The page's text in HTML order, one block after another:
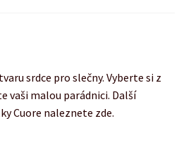
srdce pro slečny. Vyberte si z
vaši malou parádnici. Další
Cuore naleznete zde.